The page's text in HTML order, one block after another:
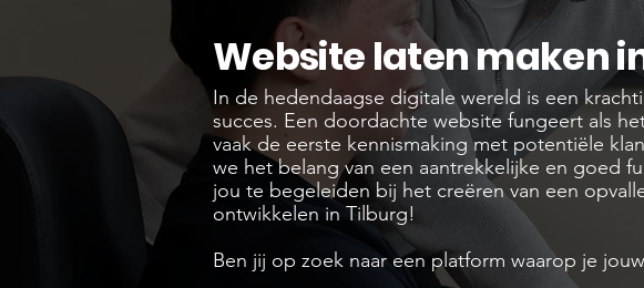
Website laten maken
In de hedendaagse digitale wereld is een
succes. Een doordachte website fungeert als
vaak de eerste kennismaking met potentiële
we het belang van een aantrekkelijke en goed
jou te begeleiden bij het creëren van een
ontwikkelen in Tilburg!
Ben jij op zoek naar een platform waarop je